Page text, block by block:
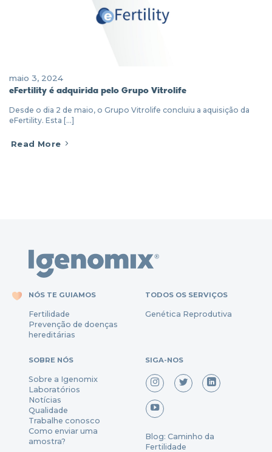
maio 3, 2024
eFertility é adquirida pelo Grupo Vitrolife
Desde o dia 2 de maio, o Grupo Vitrolife concluiu a aquisição da
eFertility. Esta [...]
Read More
NÓS TE GUIAMOS
Fertilidade
Prevenção dedoenças
hereditárias
TODOS OS SERVIÇOS
Genética Reprodutiva
SOBRE NÓS
Sobre a Igenomix
Laboratórios
Notícias
Qualidade
Trabalhe conosco
Como enviar uma
amostra?
SIGA-NOS
Blog: Caminho da
Fertilidade